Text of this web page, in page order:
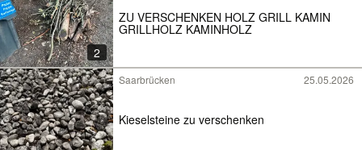
2
ZU VERSCHENKEN HOLZ GRILL KAMIN
GRILLHOLZ KAMINHOLZ
Saarbrücken 25.05.2026
Kieselsteine zu verschenken